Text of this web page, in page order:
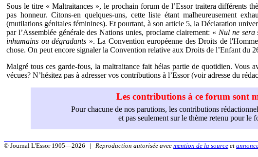
Sous le titre « Maltraitances », le prochain forum de l’Essor traitera différents
pas honneur. Citons-en quelques-uns, cette liste étant malheureusement
(mutilations génitales féminines). Et pourtant, à son article 5, la Déclaration
par l’Assemblée générale des Nations unies, proclame clairement: « Nul ne sera
inhumains ou dégradants ». La Convention européenne des Droits de
chose. On peut encore signaler la Convention relative aux Droits de l’Enfant du
Malgré tous ces garde-fous, la maltraitance fait hélas partie de quotidien. Vous
vécues? N’hésitez pas à adresser vos contributions à l’Essor (voir adresse du
Les contributions à ce forum sont
Pour chacune de nos parutions, les contributions
et pas seulement sur le thème retenu pour le
© Journal L'Essor 1905—2026 | Reproduction autorisée avec mention de la source et